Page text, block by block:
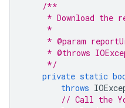
/**
* Download the
     *
* @param
* @throws
     */
private static
throws
// Call the